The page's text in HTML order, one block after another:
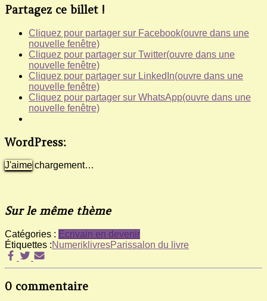
Partagez ce billet !
Cliquez pour partager sur Facebook(ouvre dans une
nouvelle fenêtre)
Cliquez pour partager sur Twitter(ouvre dans une
nouvelle fenêtre)
Cliquez pour partager sur LinkedIn(ouvre dans une
nouvelle fenêtre)
Cliquez pour partager sur WhatsApp(ouvre dans une
nouvelle fenêtre)
WordPress:
J'aime chargement…
Sur le même thème
Catégories : Ecrivain en devenir
Étiquettes :NumeriklivresParissalon du livre
0 commentaire